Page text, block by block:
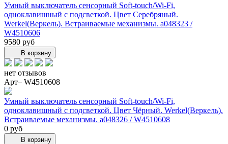
Умный выключатель сенсорный Soft-touch/Wi-Fi,
одноклавишный с подсветкой. Цвет Серебряный.
Werkel(Веркель). Встраиваемые механизмы. a048323 /
W4510606
9580 руб
В корзину
нет отзывов
Арт– W4510608
Умный выключатель сенсорный Soft-touch/Wi-Fi,
одноклавишный с подсветкой. Цвет Чёрный. Werkel(Веркель).
Встраиваемые механизмы. a048326 / W4510608
0 руб
В корзину